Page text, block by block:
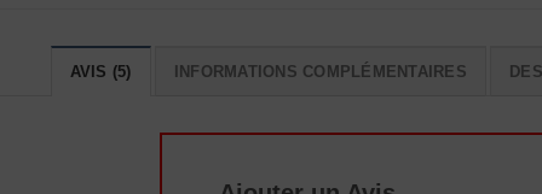
AVIS (5) INFORMATIONS COMPLÉMENTAIRES